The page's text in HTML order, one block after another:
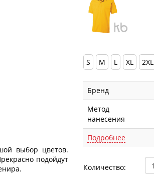
S M L XL 2XL
Бренд
Метод
нанесения
Подробнее
Количество:
выбор цветов.
подойдут